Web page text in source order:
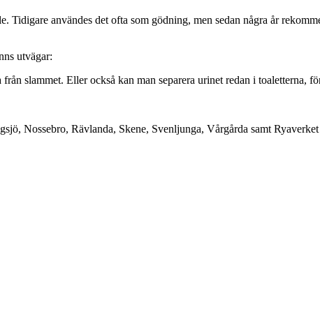
användes det ofta som gödning, men sedan några år
utvägar:
slammet. Eller också kan man separera urinet redan i toaletterna,
Nossebro, Rävlanda, Skene, Svenljunga, Vårgårda samt